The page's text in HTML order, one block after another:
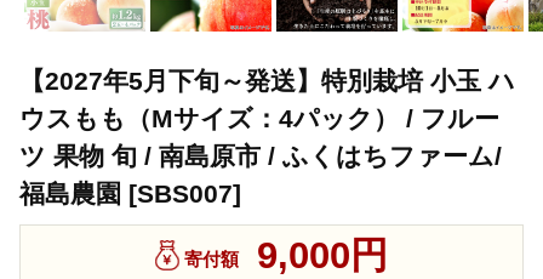
【2027年5月下旬～発送】特別栽培 小玉 ハ
ウスもも（Mサイズ：4パック） / フルー
ツ 果物 旬 / 南島原市 / ふくはちファーム/
福島農園 [SBS007]
寄付額 9,000円